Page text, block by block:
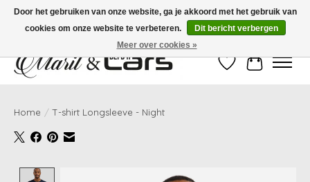
Gratis verzending vanaf €99,- | Voor 16:00 uur besteld, vandaag verzonden!
Verlanglijst
Home / T-shirt Longsleeve - Night
Product image slideshow Items
Door het gebruiken van onze website, ga je akkoord met het gebruik van
cookies om onze website te verbeteren.
Dit bericht verbergen
Meer over cookies »